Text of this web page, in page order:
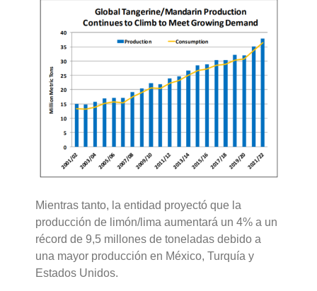
Mientras tanto, la entidad proyectó que la
producción de limón/lima aumentará un 4% a un
récord de 9,5 millones de toneladas debido a
una mayor producción en México, Turquía y
Estados Unidos.